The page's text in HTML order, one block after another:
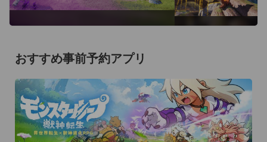
第三者の広告掲示技術および分析技術を使用し、データを収集
おすすめ事前予約アプリ